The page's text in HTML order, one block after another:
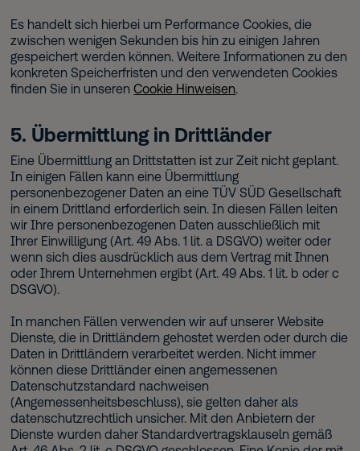
Es handelt sich hierbei um Performance Cookies, die
zwischen wenigen Sekunden bis hin zu einigen Jahren
gespeichert werden können. Weitere Informationen zu den
konkreten Speicherfristen und den verwendeten Cookies
finden Sie in unserenCookie Hinweisen.
5. Übermittlung in Drittländer
Eine Übermittlung an Drittstatten ist zur Zeit nicht geplant.
In einigen Fällen kann eine Übermittlung
personenbezogener Daten an eine TÜV SÜD Gesellschaft
in einem Drittland erforderlich sein. In diesen Fällen leiten
wir Ihre personenbezogenen Daten ausschließlich mit
Ihrer Einwilligung (Art. 49 Abs. 1 lit. a DSGVO) weiter oder
wenn sich dies ausdrücklich aus dem Vertrag mit Ihnen
oder Ihrem Unternehmen ergibt (Art. 49 Abs. 1 lit. b oder c
DSGVO).
In manchen Fällen verwenden wir auf unserer Website
Dienste, die in Drittländern gehostet werden oder durch die
Daten in Drittländern verarbeitet werden. Nicht immer
können diese Drittländer einen angemessenen
Datenschutzstandard nachweisen
(Angemessenheitsbeschluss), sie gelten daher als
datenschutzrechtlich unsicher. Mit den Anbietern der
Dienste wurden daher Standardvertragsklauseln gemäß